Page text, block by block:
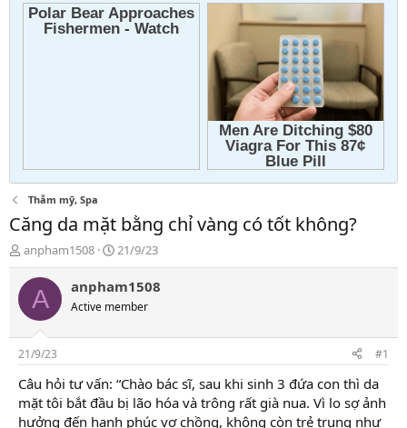
Thẫm mỹ, Spa
Căng da mặt bằng chỉ vàng có tốt không?
T
h
r
a
s
t
a
t
anpham1508
N
g
à
g
21/9/23
A anpham1508
Active member
21/9/23 #1
Câu hỏi tư vấn: “Chào bác sĩ, sau khi sinh 3 đứa con thì da
mặt tôi bắt đầu bị lão hóa và trông rất già nua. Vì lo sợ ảnh
hưởng đến hạnh phúc vợ chồng, không còn trẻ trung như